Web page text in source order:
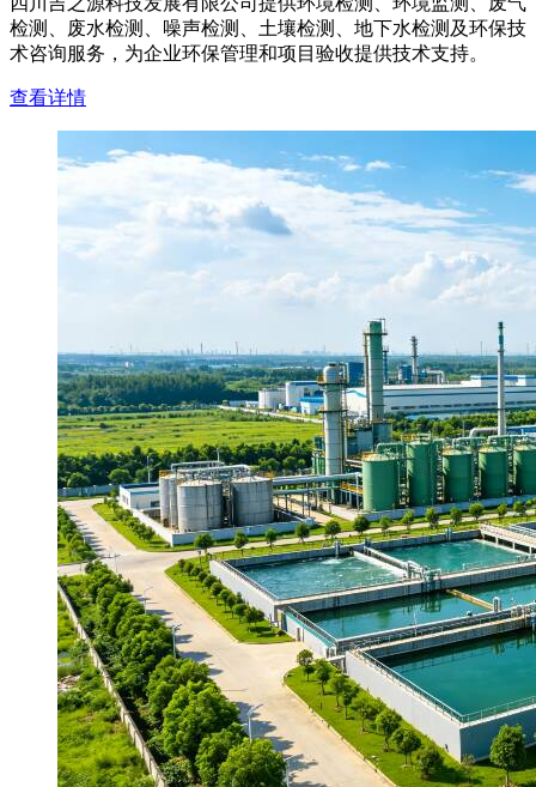
检测、废水检测、噪声检测、土壤检测、地下水检测及环保技
术咨询服务，为企业环保管理和项目验收提供技术支持。
查看详情